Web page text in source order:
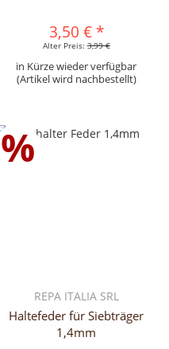
3,50 € *
Alter Preis:3,99 €
in Kürze wieder verfügbar
(Artikel wird nachbestellt)
%
REPA ITALIA SRL
Haltefeder für Siebträger
1,4mm